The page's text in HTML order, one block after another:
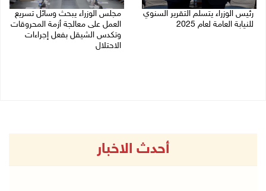
رئيس الوزراء يتسلم التقرير السنوي
للنيابة العامة لعام 2025
مجلس الوزراء يبحث وسائل تسريع
العمل على معالجة أزمة المحروقات
وتكدس الشيقل بفعل إجراءات
الاحتلال
أحدث الاخبار